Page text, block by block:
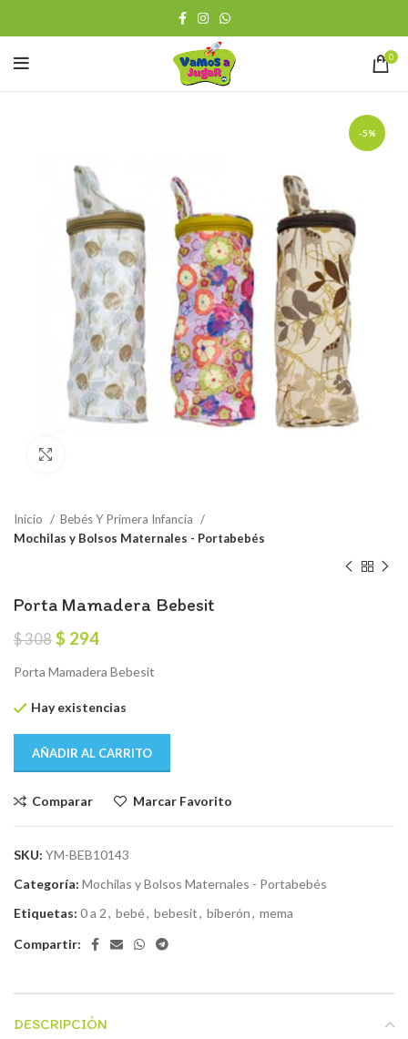
0
-5%
Inicio
Bebés Y Primera Infancia
Mochilas y Bolsos Maternales - Portabebés
Porta Mamadera Bebesit
$308 El
original
$ 308.
$ 294El
actual
$ 294.
Porta Mamadera Bebesit
Hay existencias
AÑADIR AL CARRITO
Comparar Marcar Favorito
SKU: YM-BEB10143
Categoría: Mochilas y Bolsos Maternales - Portabebés
Etiquetas: 0 a 2, bebé, bebesit, biberón, mema
Compartir:
DESCRIPCIÓN